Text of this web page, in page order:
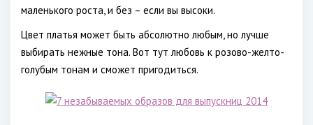
маленького роста, и без – если вы высоки.
Цвет платья может быть абсолютно любым, но лучше
выбирать нежные тона. Вот тут любовь к розово-желто-
голубым тонам и сможет пригодиться.